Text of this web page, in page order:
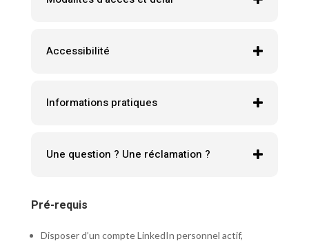
Accessibilité
Informations pratiques
Une question ? Une réclamation ?
Pré-requis
Disposer d’un compte LinkedIn personnel actif,